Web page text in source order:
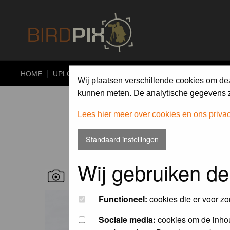
HOME UPLOAD
Wij plaatsen verschillende cookies om
kunnen meten. De analytische
Lees hier meer over cookies en ons
Standaard instellingen
Wij gebruiken
Functioneel: cookies die er voor
Sociale media: cookies om de
RECENT BIRD PICS